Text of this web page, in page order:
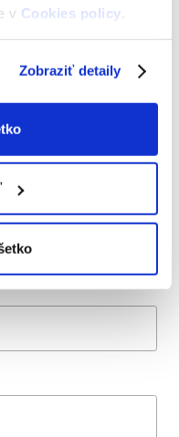
v Cookies policy.
Zobraziť detaily